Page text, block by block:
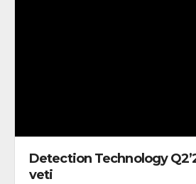
Detection Technology
veti